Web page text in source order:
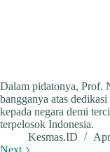
Dalam pidatonya, Prof.
bangganya atas
kepada negara demi
terpelosok Indonesia.
Kesmas.ID